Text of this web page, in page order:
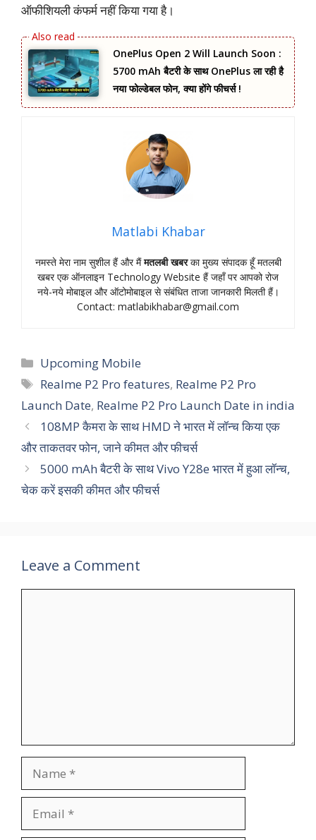
ऑफीशियली कंफर्म नहीं किया गया है।
OnePlus Open 2 Will Launch Soon :
5700 mAh बैटरी के साथ OnePlus ला रही है
नया फोल्डेबल फोन, क्या होंगे फीचर्स !
Matlabi Khabar
नमस्‍ते मेरा नाम सुशील हैं और मैंमतलबी खबरका मुख्‍य संपादक हूँ मतलबी
खबर एक ऑनलाइन Technology Website हैं जहॉं पर आपको रोज
नये-नये मोबाइल और ऑटोमोबाइल से संबंधित ताजा जानकारी मिलती हैं।
Contact: matlabikhabar@gmail.com
Categories
Upcoming Mobile
Tags
Realme P2 Pro features, Realme P2 Pro
Launch Date, Realme P2 Pro Launch Date in india
108MP कैमरा के साथ HMD ने भारत में लॉन्च किया एक
और ताकतवर फोन, जाने कीमत और फीचर्स
5000 mAh बैटरी के साथ Vivo Y28e भारत में हुआ लॉन्च,
चेक करें इसकी कीमत और फीचर्स
Leave a Comment